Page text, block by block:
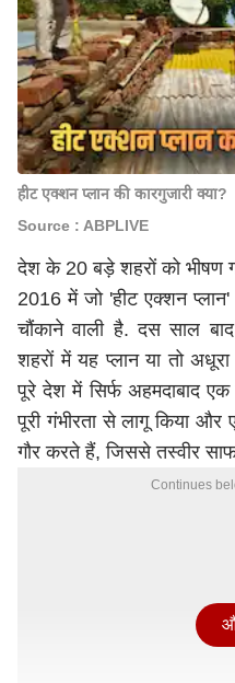
हीट एक्शन प्लान की कारगुजारी क्या?
Source : ABPLIVE
देश के 20 बड़े शहरों को भीषण
2016 में जो 'हीट एक्शन
चौंकाने वाली है. दस साल
शहरों में यह प्लान या तो
पूरे देश में सिर्फ अहमदाबाद
पूरी गंभीरता से लागू किया
गौर करते हैं, जिससे तस्वीर
Continues